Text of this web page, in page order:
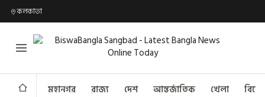
কলকাতা
মহানগর রাজ্য দেশ আন্তর্জাতিক খেলা